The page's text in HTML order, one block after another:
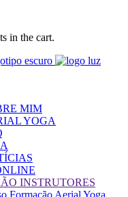
in the cart.
MIM
YOGA
INSTRUTORES
Formação Aerial Yoga